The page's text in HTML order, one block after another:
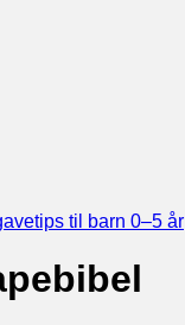
til barn 0–5 år